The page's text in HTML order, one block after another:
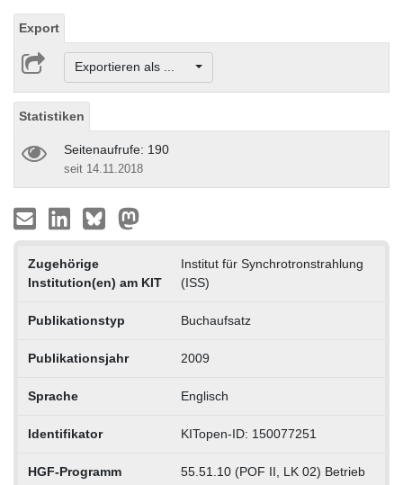
Export
Exportieren als ...
Statistiken
Seitenaufrufe: 190
seit 14.11.2018
Zugehörige
Institution(en) am KIT
Institut für Synchrotronstrahlung
(ISS)
Publikationstyp Buchaufsatz
Publikationsjahr 2009
Sprache Englisch
Identifikator KITopen-ID: 150077251
HGF-Programm
55.51.10 (POF II, LK 02) Betrieb